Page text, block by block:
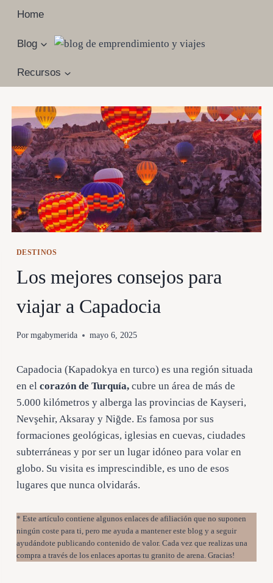
Saltar
contenido
Home
Blog
Recursos
DESTINOS
Los mejores consejos para
viajar a Capadocia
Por mgabymerida mayo 6, 2025
Capadocia (Kapadokya en turco) es una región situada
en el corazón de Turquía, cubre un área de más de
5.000 kilómetros y alberga las provincias de Kayseri,
Nevşehir, Aksaray y Niğde. Es famosa por sus
formaciones geológicas, iglesias en cuevas, ciudades
subterráneas y por ser un lugar idóneo para volar en
globo. Su visita es imprescindible, es uno de esos
lugares que nunca olvidarás.
* Este artículo contiene algunos enlaces de afiliación que no suponen
ningún coste para ti, pero me ayuda a mantener este blog y a seguir
ayudándote publicando contenido de valor. Cada vez que realizas una
compra a través de los enlaces aportas tu granito de arena. Gracias!